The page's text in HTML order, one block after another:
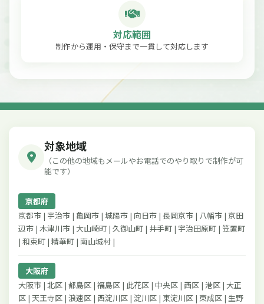
対応範囲
制作から運用・保守まで一貫して対応します
対象地域
（この他の地域もメールやお電話でのやり取りで制作が可
能です）
京都府
京都市 | 宇治市 | 亀岡市 | 城陽市 | 向日市 | 長岡京市 | 八幡市 | 京田
辺市 | 木津川市 | 大山崎町 | 久御山町 | 井手町 | 宇治田原町 | 笠置町
| 和束町 | 精華町 | 南山城村 |
大阪府
大阪市 | 北区 | 都島区 | 福島区 | 此花区 | 中央区 | 西区 | 港区 | 大正
区 | 天王寺区 | 浪速区 | 西淀川区 | 淀川区 | 東淀川区 | 東成区 | 生野